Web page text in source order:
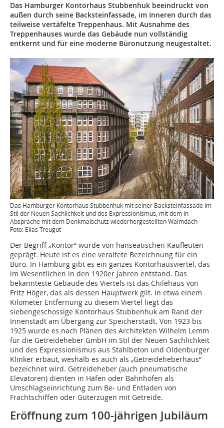
Das Hamburger Kontorhaus Stubbenhuk beeindruckt von
außen durch seine Backsteinfassade, im Inneren durch das
teilweise vertäfelte Treppenhaus. Mit Ausnahme des
Treppenhauses wurde das Gebäude nun vollständig
entkernt und für eine moderne Büronutzung neugestaltet.
Das Hamburger Kontorhaus Stubbenhuk mit seiner Backsteinfassade im
Stil der Neuen Sachlichkeit und des Expressionismus, mit dem in
Absprache mit dem Denkmalschutz wiederhergestellten Walmdach
Foto: Elias Treugut
Der Begriff „Kontor“ wurde von hanseatischen Kaufleuten
geprägt. Heute ist es eine veraltete Bezeichnung für ein
Büro. In Hamburg gibt es ein ganzes Kontorhausviertel, das
im Wesentlichen in den 1920er Jahren entstand. Das
bekannteste Gebäude des Viertels ist das Chilehaus von
Fritz Höger, das als dessen Hauptwerk gilt. In etwa einem
Kilometer Entfernung zu diesem Viertel liegt das
siebengeschossige Kontorhaus Stubbenhuk am Rand der
Innenstadt am Übergang zur Speicherstadt. Von 1923 bis
1925 wurde es nach Plänen des Architekten Wilhelm Lemm
für die Getreideheber GmbH im Stil der Neuen Sachlichkeit
und des Expressionismus aus Stahlbeton und Oldenburger
Klinker erbaut, weshalb es auch als „Getreideheberhaus“
bezeichnet wird. Getreideheber (auch pneumatische
Elevatoren) dienten in Häfen oder Bahnhöfen als
Umschlagseinrichtung zum Be- und Entladen von
Frachtschiffen oder Güterzügen mit Getreide.
Eröffnung zum 100-jährigen Jubiläum